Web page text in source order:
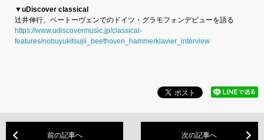
▼uDiscover classical
辻井伸行、ベートーヴェンでのドイツ・グラモフォンデビューを語る
https://www.udiscovermusic.jp/classical-
features/nobuyukitsujii_beethoven_hammerklavier_interview
前の記事へ 次の記事へ